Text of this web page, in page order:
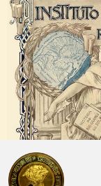
Skip to main content
Anterior